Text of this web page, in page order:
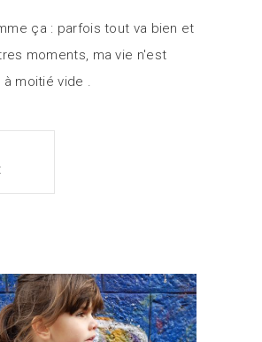
ça : parfois tout va bien et
moments, ma vie n'est
à moitié vide